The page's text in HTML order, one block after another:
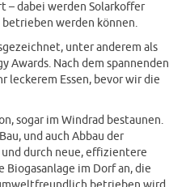
– dabei werden Solarkoffer
werden können.
unter anderem als
Awards. Nach dem spannenden
leckerem Essen, bevor wir die
sogar im Windrad bestaunen.
und auch Abbau der
durch neue, effizientere
im Dorf an, die